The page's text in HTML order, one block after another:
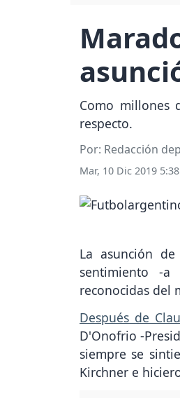
Como millones
respecto.
Por: Redacción
Mar, 10 Dic 2019
La asunción
sentimiento -
reconocidas del
Después de
D'Onofrio -
siempre se
Kirchner e